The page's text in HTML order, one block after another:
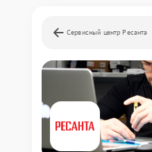
Сервисный центр Ресанта